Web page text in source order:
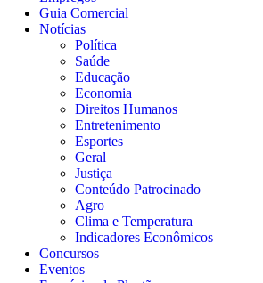
Guia Comercial
Notícias
Política
Saúde
Educação
Economia
Direitos Humanos
Entretenimento
Esportes
Geral
Justiça
Conteúdo Patrocinado
Agro
Clima e Temperatura
Indicadores Econômicos
Concursos
Eventos